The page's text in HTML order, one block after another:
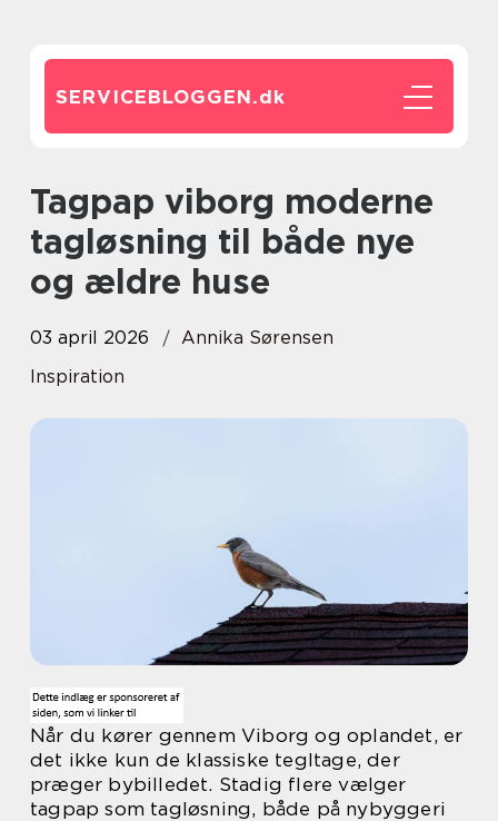
SERVICEBLOGGEN.dk
Tagpap viborg moderne
tagløsning til både nye
og ældre huse
03 april 2026
Annika Sørensen
Inspiration
Når du kører gennem Viborg og oplandet, er
det ikke kun de klassiske tegltage, der
præger bybilledet. Stadig flere vælger
tagpap som tagløsning, både på nybyggeri